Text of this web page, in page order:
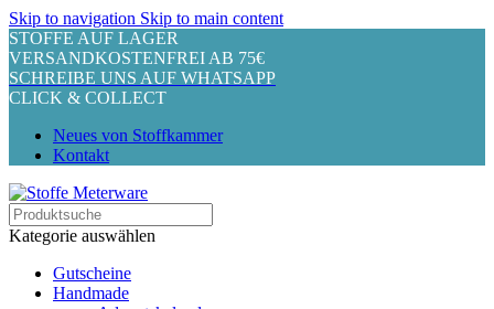
Skip to navigation Skip to main content
STOFFE AUF LAGER
VERSANDKOSTENFREI AB 75€
SCHREIBE UNS AUF WHATSAPP
CLICK & COLLECT
Neues von Stoffkammer
Kontakt
Kategorie auswählen
Gutscheine
Handmade